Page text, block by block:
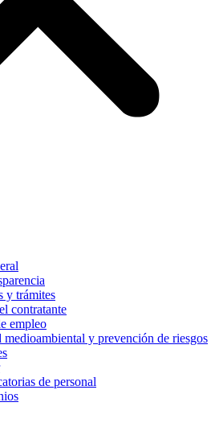
y trámites
contratante
empleo
medioambiental y prevención de riesgos
de personal